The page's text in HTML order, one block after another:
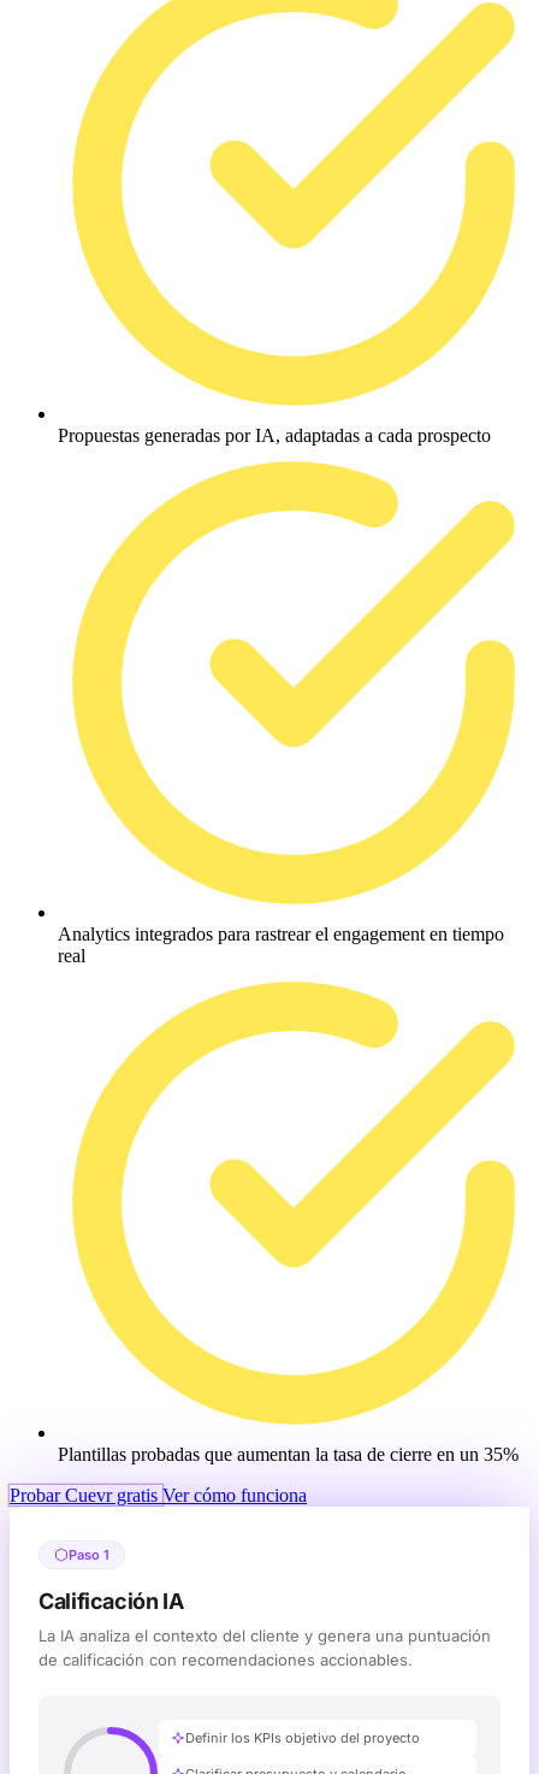
Propuestas generadas por IA, adaptadas a cada prospecto
Analytics integrados para rastrear el engagement en tiempo
real
Plantillas probadas que aumentan la tasa de cierre en un 35%
Probar Cuevr gratis Ver cómo funciona
Paso 1
Calificación IA
La IA analiza el contexto del cliente y genera una puntuación
de calificación con recomendaciones accionables.
Definir los KPIs objetivo del proyecto